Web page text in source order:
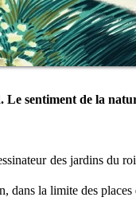
sentiment de la
des jardins du
dans la limite des places